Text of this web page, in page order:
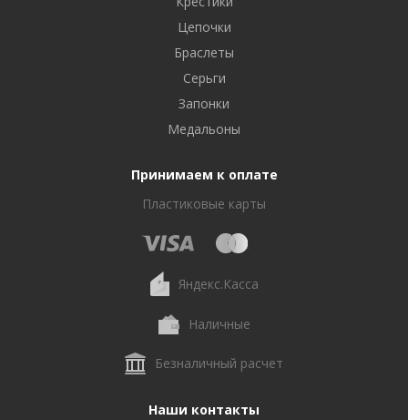
Цепочки
Браслеты
Серьги
Запонки
Медальоны
Принимаем к оплате
Пластиковые карты
Яндекс.Касса
Наличные
Безналичный расчет
Наши контакты